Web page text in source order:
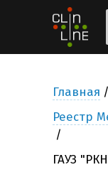
Главная
Реестр
ГАУЗ